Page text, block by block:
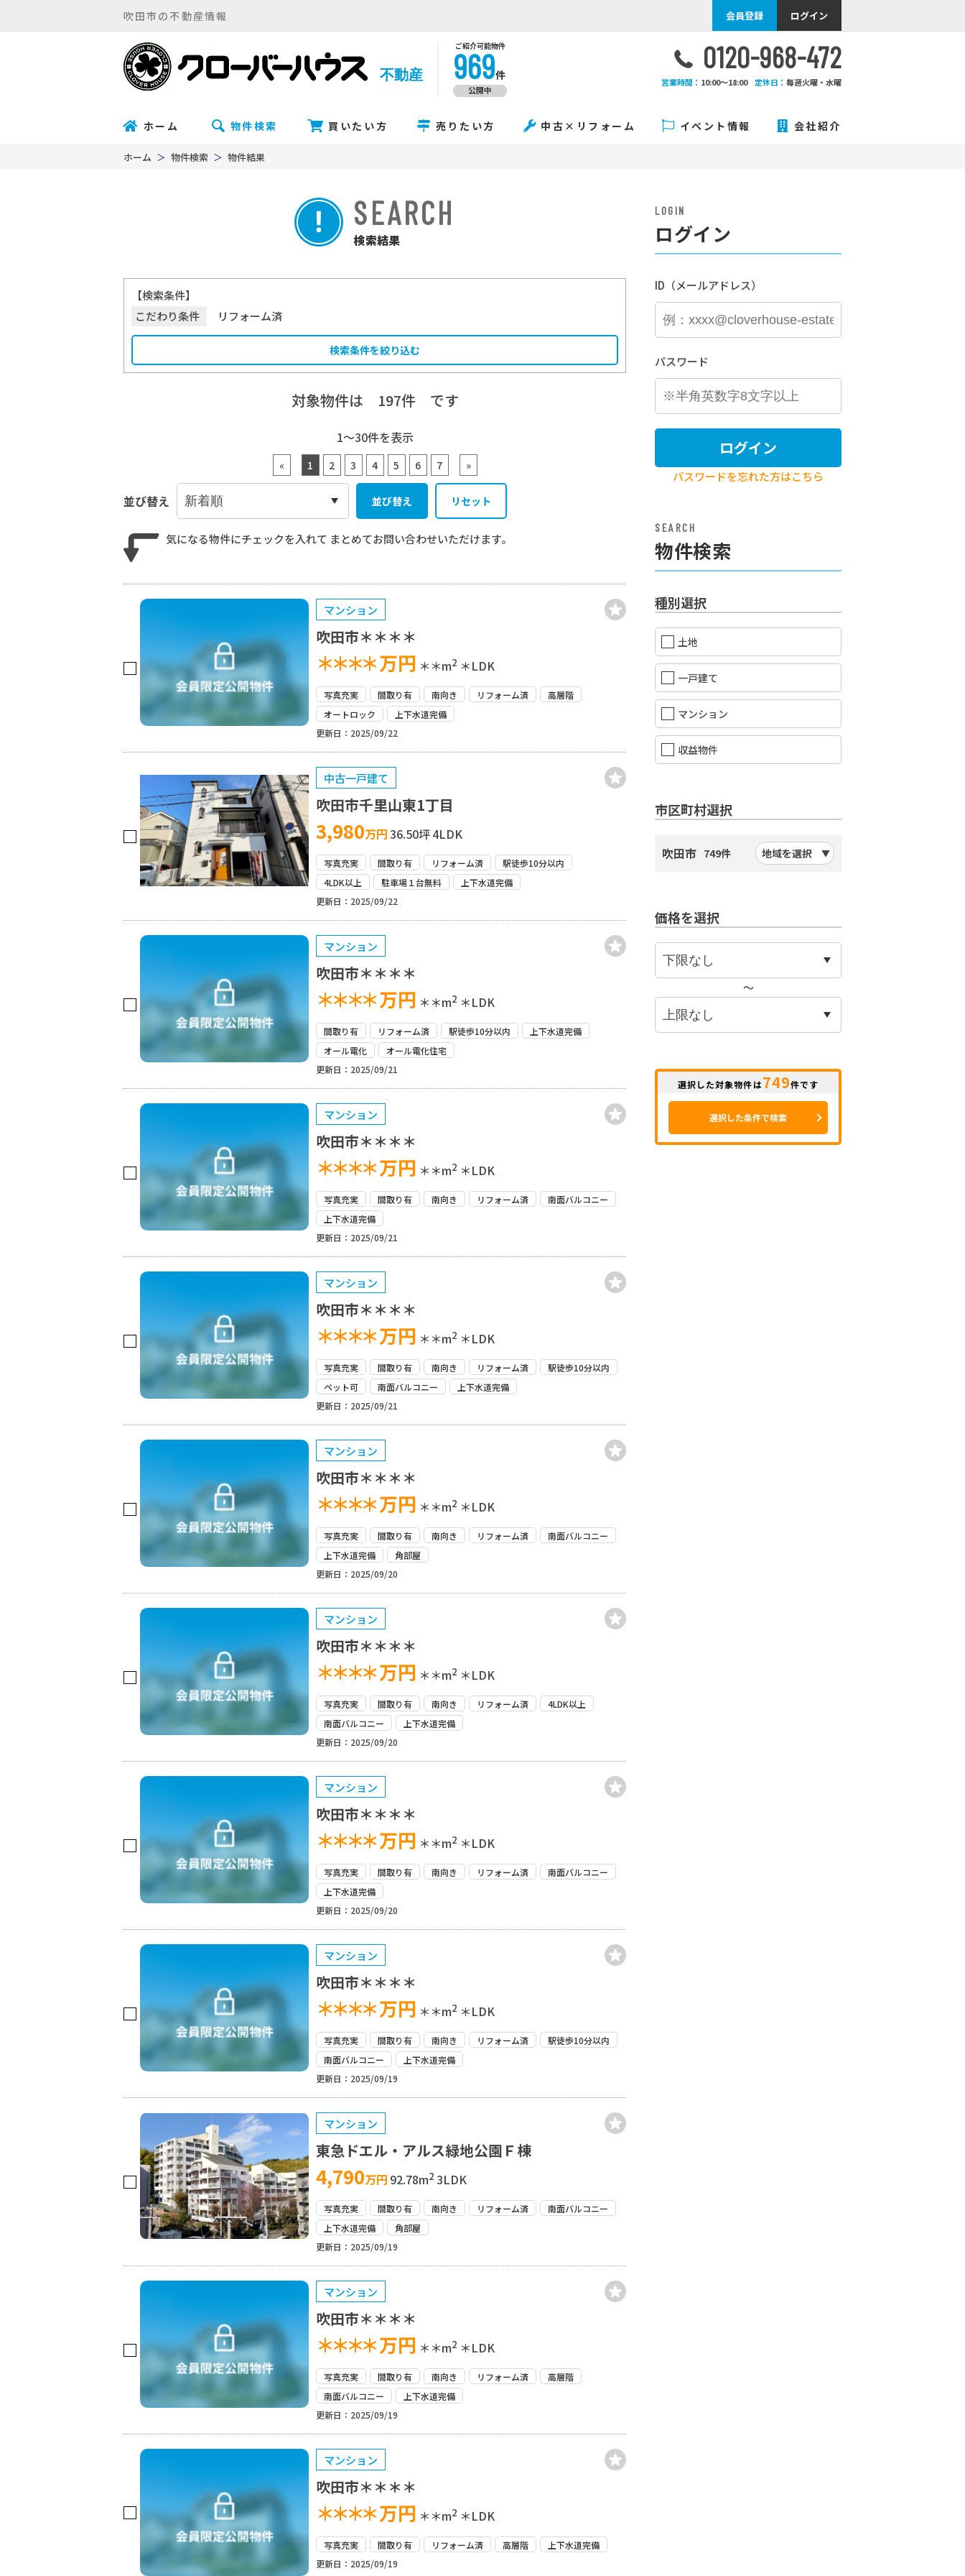
吹田市の不動産情報 会員登録 ログイン
不動産
ご紹介可能物件
969件
公開中
0120-968-472
営業時間： 10:00〜18:00 定休日： 毎週火曜・水曜
ホーム 物件検索 買いたい方 売りたい方 中古×リフォーム イベント情報 会社紹介
ホーム 物件検索 物件結果
SEARCH
検索結果
【検索条件】
こだわり条件
リフォーム済
検索条件を絞り込む
対象物件は 197件 です
1〜30件を表示
« 1 2 3 4 5 6 7 »
並び替え 並び替え リセット
気になる物件にチェックを入れて まとめてお問い合わせいただけます。
マンション
吹田市＊＊＊＊
＊＊＊＊万円 ＊＊m2 ＊LDK
写真充実 間取り有 南向き リフォーム済
高層階
オートロック
上下水道完備
更新日：2025/09/22
中古一戸建て
吹田市千里山東1丁目
3,980万円36.50坪4LDK
写真充実 間取り有 リフォーム済
駅徒歩10分以内
4LDK以上
駐車場１台無料
上下水道完備
更新日：2025/09/22
マンション
吹田市＊＊＊＊
＊＊＊＊万円 ＊＊m2 ＊LDK
間取り有 リフォーム済 駅徒歩10分以内
上下水道完備
オール電化
オール電化住宅
更新日：2025/09/21
マンション
吹田市＊＊＊＊
＊＊＊＊万円 ＊＊m2 ＊LDK
写真充実 間取り有 南向き リフォーム済
南面バルコニー
上下水道完備
更新日：2025/09/21
マンション
吹田市＊＊＊＊
＊＊＊＊万円 ＊＊m2 ＊LDK
写真充実 間取り有 南向き リフォーム済
駅徒歩10分以内
ペット可
南面バルコニー
上下水道完備
更新日：2025/09/21
マンション
吹田市＊＊＊＊
＊＊＊＊万円 ＊＊m2 ＊LDK
写真充実 間取り有 南向き リフォーム済
南面バルコニー
上下水道完備
角部屋
更新日：2025/09/20
マンション
吹田市＊＊＊＊
＊＊＊＊万円 ＊＊m2 ＊LDK
写真充実 間取り有 南向き リフォーム済
4LDK以上
南面バルコニー
上下水道完備
更新日：2025/09/20
マンション
吹田市＊＊＊＊
＊＊＊＊万円 ＊＊m2 ＊LDK
写真充実 間取り有 南向き リフォーム済
南面バルコニー
上下水道完備
更新日：2025/09/20
マンション
吹田市＊＊＊＊
＊＊＊＊万円 ＊＊m2 ＊LDK
写真充実 間取り有 南向き リフォーム済
駅徒歩10分以内
南面バルコニー
上下水道完備
更新日：2025/09/19
マンション
東急ドエル・アルス緑地公園Ｆ棟
4,790万円 92.78m2 3LDK
写真充実 間取り有 南向き リフォーム済
南面バルコニー
上下水道完備
角部屋
更新日：2025/09/19
マンション
吹田市＊＊＊＊
＊＊＊＊万円 ＊＊m2 ＊LDK
写真充実 間取り有 南向き リフォーム済
高層階
南面バルコニー
上下水道完備
更新日：2025/09/19
マンション
吹田市＊＊＊＊
＊＊＊＊万円 ＊＊m2 ＊LDK
写真充実 間取り有 リフォーム済 高層階
上下水道完備
更新日：2025/09/19
LOGIN
ログイン
ID（メールアドレス）
パスワード
ログイン
パスワードを忘れた方はこちら
SEARCH
物件検索
種別選択
土地
一戸建て
マンション
収益物件
市区町村選択
吹田市 749件 地域を選択
価格を選択
〜
選択した対象物件は749件です
選択した条件で検索